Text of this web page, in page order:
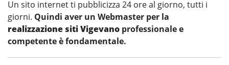
Un sito internet ti pubblicizza 24 ore al giorno, tutti i
giorni. Quindi aver un Webmaster per la
realizzazione siti Vigevano professionale e
competente è fondamentale.